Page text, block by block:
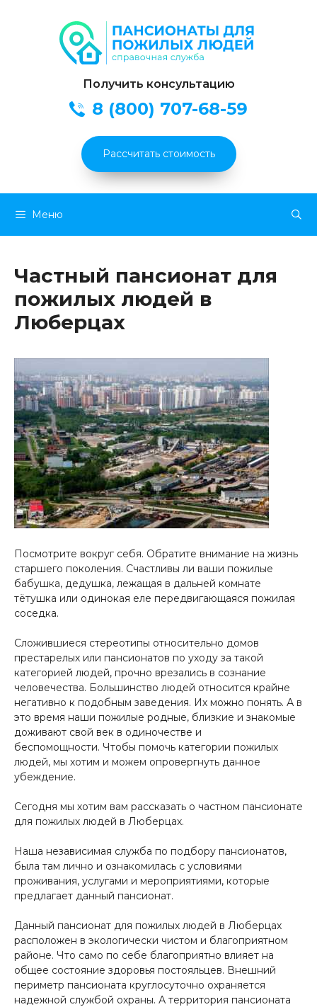
Получить консультацию
8 (800) 707-68-59
Рассчитать стоимость
Меню
Частный пансионат для
пожилых людей в
Люберцах
Посмотрите вокруг себя. Обратите внимание на жизнь
старшего поколения. Счастливы ли ваши пожилые
бабушка, дедушка, лежащая в дальней комнате
тётушка или одинокая еле передвигающаяся пожилая
соседка.
Сложившиеся стереотипы относительно домов
престарелых или пансионатов по уходу за такой
категорией людей, прочно врезались в сознание
человечества. Большинство людей относится крайне
негативно к подобным заведения. Их можно понять. А в
это время наши пожилые родные, близкие и знакомые
доживают свой век в одиночестве и
беспомощности. Чтобы помочь категории пожилых
людей, мы хотим и можем опровергнуть данное
убеждение.
Сегодня мы хотим вам рассказать о частном пансионате
для пожилых людей в Люберцах.
Наша независимая служба по подбору пансионатов,
была там лично и ознакомилась с условиями
проживания, услугами и мероприятиями, которые
предлагает данный пансионат.
Данный пансионат для пожилых людей в Люберцах
расположен в экологически чистом и благоприятном
районе. Что само по себе благоприятно влияет на
общее состояние здоровья постояльцев. Внешний
периметр пансионата круглосуточно охраняется
надежной службой охраны. А территория пансионата